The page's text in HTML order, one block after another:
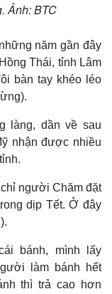
Ảnh: BTC
năm gần đây
Thái, tỉnh Lâm
bàn tay khéo léo
làng, dần về sau
nhận được nhiều
người Chăm đặt
dịp Tết. Ở đây
bánh, mình lấy
làm bánh hết
thì trả cao hơn